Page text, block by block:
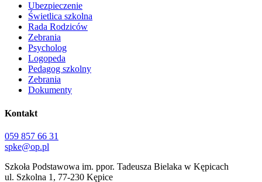
Ubezpieczenie
Świetlica szkolna
Rada Rodziców
Zebrania
Psycholog
Logopeda
Pedagog szkolny
Zebrania
Dokumenty
Kontakt
059 857 66 31
spke@op.pl
Szkoła Podstawowa im. ppor. Tadeusza Bielaka w Kępicach
ul. Szkolna 1, 77-230 Kępice